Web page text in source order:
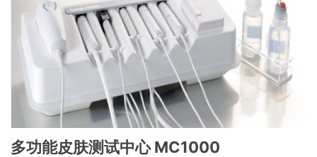
多功能皮肤测试中心 MC1000